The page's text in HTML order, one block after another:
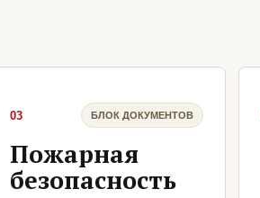
03 БЛОК ДОКУМЕНТОВ
Пожарная
безопасность